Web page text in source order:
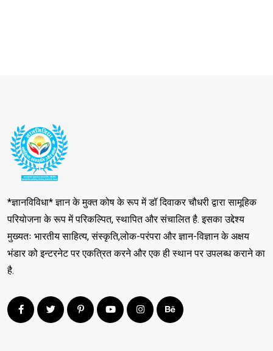
*ज्ञानविविधा* ज्ञान के मुक्त कोष के रूप में डॉ दिवाकर चौधरी द्वारा सामूहिक
परियोजना के रूप में परिकल्पित, स्थापित और संचालित है. इसका उद्देश्य
मुख्यतः भारतीय साहित्य, संस्कृति,लोक-परंपरा और ज्ञान-विज्ञान के अक्षय
भंडार को इन्टरनेट पर एकत्रित करने और एक ही स्थान पर उपलब्ध कराने का
है.